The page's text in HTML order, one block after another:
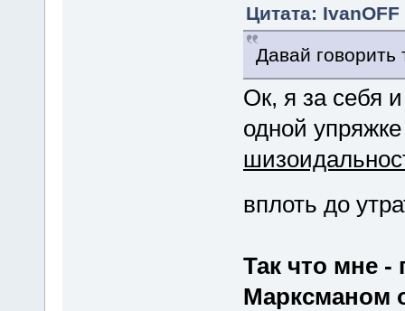
Цитата:
Давай говорить
Ок, я за себя
одной
вплоть до
Так что мне -
Марксманом